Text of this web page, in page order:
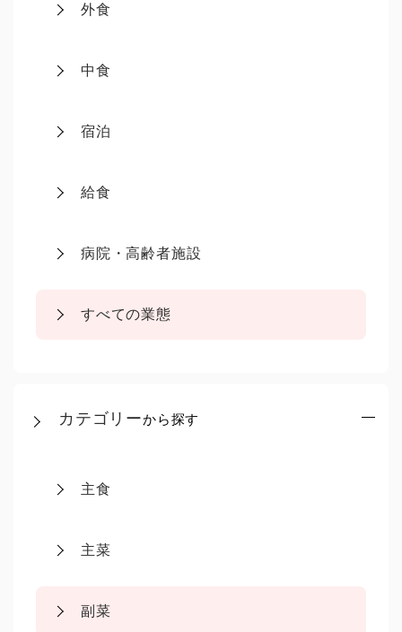
外食
中食
宿泊
給食
病院・高齢者施設
すべての業態
カテゴリーから探す
主食
主菜
副菜